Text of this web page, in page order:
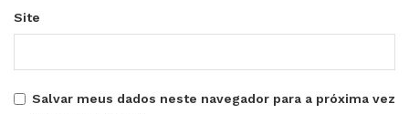
Site
Salvar meus dados neste navegador para a próxima vez